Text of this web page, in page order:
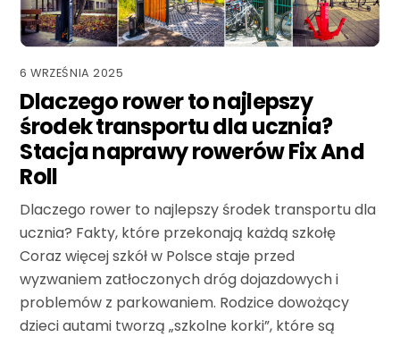
6 WRZEŚNIA 2025
Dlaczego rower to najlepszy
środek transportu dla ucznia?
Stacja naprawy rowerów Fix And
Roll
Dlaczego rower to najlepszy środek transportu dla
ucznia? Fakty, które przekonają każdą szkołę
Coraz więcej szkół w Polsce staje przed
wyzwaniem zatłoczonych dróg dojazdowych i
problemów z parkowaniem. Rodzice dowożący
dzieci autami tworzą „szkolne korki”, które są